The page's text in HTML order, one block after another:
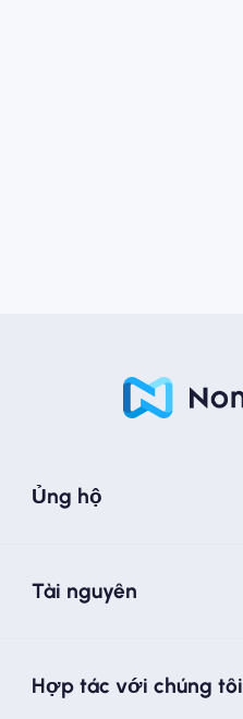
Ủng hộ
Tài nguyên
Hợp tác với chúng tôi